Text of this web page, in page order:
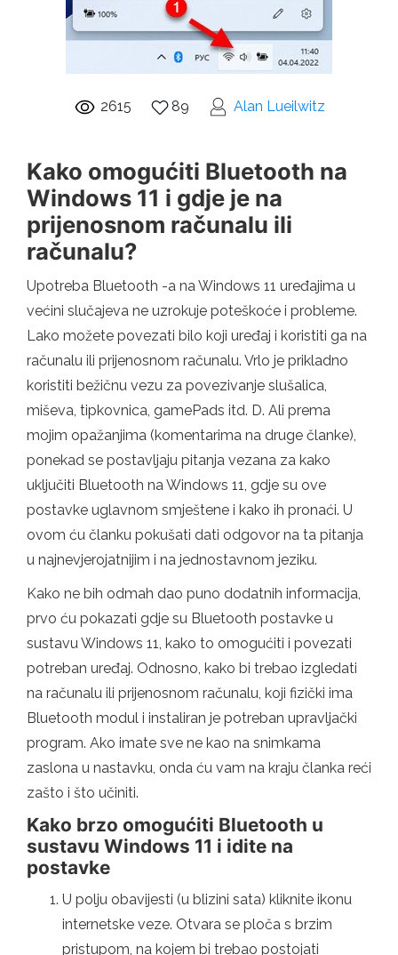
2615 89 Alan Lueilwitz
Kako omogućiti Bluetooth na
Windows 11 i gdje je na
prijenosnom računalu ili
računalu?
Upotreba Bluetooth -a na Windows 11 uređajima u
većini slučajeva ne uzrokuje poteškoće i probleme.
Lako možete povezati bilo koji uređaj i koristiti ga na
računalu ili prijenosnom računalu. Vrlo je prikladno
koristiti bežičnu vezu za povezivanje slušalica,
miševa, tipkovnica, gamePads itd. D. Ali prema
mojim opažanjima (komentarima na druge članke),
ponekad se postavljaju pitanja vezana za kako
uključiti Bluetooth na Windows 11, gdje su ove
postavke uglavnom smještene i kako ih pronaći. U
ovom ću članku pokušati dati odgovor na ta pitanja
u najnevjerojatnijim i na jednostavnom jeziku.
Kako ne bih odmah dao puno dodatnih informacija,
prvo ću pokazati gdje su Bluetooth postavke u
sustavu Windows 11, kako to omogućiti i povezati
potreban uređaj. Odnosno, kako bi trebao izgledati
na računalu ili prijenosnom računalu, koji fizički ima
Bluetooth modul i instaliran je potreban upravljački
program. Ako imate sve ne kao na snimkama
zaslona u nastavku, onda ću vam na kraju članka reći
zašto i što učiniti.
Kako brzo omogućiti Bluetooth u
sustavu Windows 11 i idite na
postavke
U polju obavijesti (u blizini sata) kliknite ikonu
internetske veze. Otvara se ploča s brzim
pristupom, na kojem bi trebao postojati